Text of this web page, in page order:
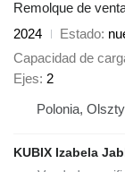
Remolque de
2024
Estado
Capacidad de
Ejes 2
Polonia,
KUBIX Izabela